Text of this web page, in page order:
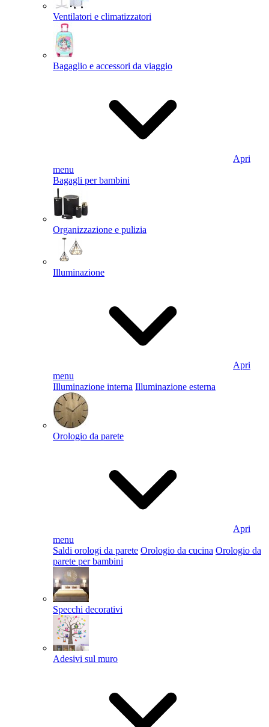
Ventilatori e climatizzatori
Bagaglio e accessori da viaggio
Apri
menu
Bagagli per bambini
Organizzazione e pulizia
Illuminazione
Apri
menu
Illuminazione interna Illuminazione esterna
Orologio da parete
Apri
menu
Saldi orologi da parete Orologio da cucina Orologio da
parete per bambini
Specchi decorativi
Adesivi sul muro